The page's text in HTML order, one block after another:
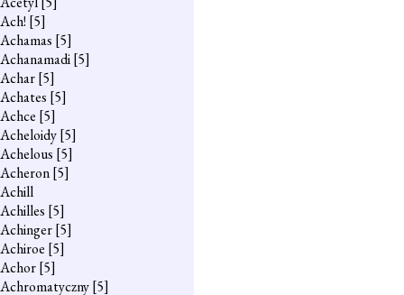
Ach! [5]
Achamas [5]
Achanamadi[5]
Achar[5]
Achates [5]
Achce [5]
Acheloidy[5]
Achelous [5]
Acheron[5]
Achill
Achilles [5]
Achinger[5]
Achiroe [5]
Achor[5]
Achromatyczny[5]